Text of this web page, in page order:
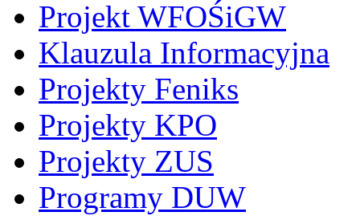
Projekt WFOŚiGW
Klauzula Informacyjna
Projekty Feniks
Projekty KPO
Projekty ZUS
Programy DUW